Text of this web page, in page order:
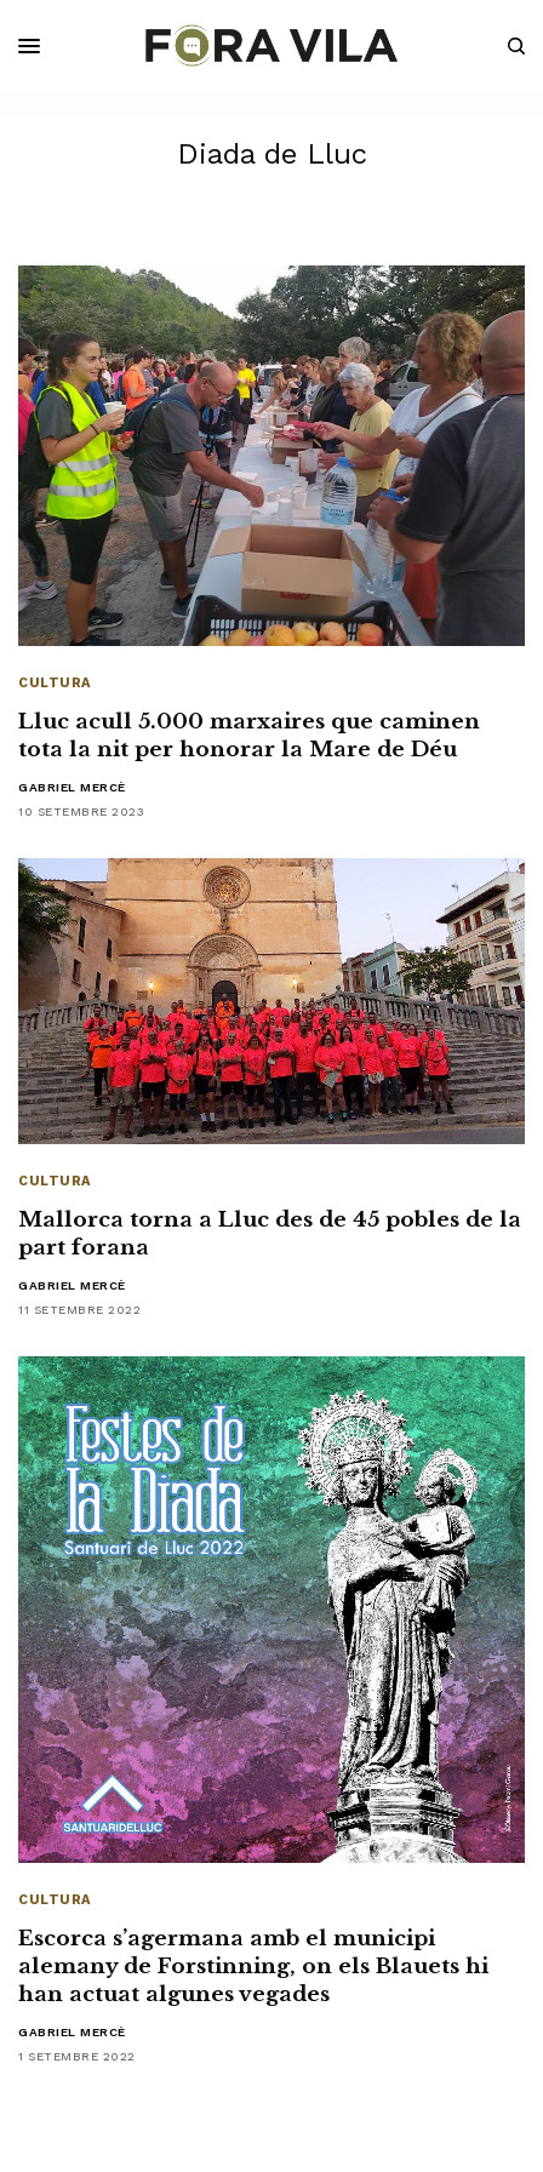
Diada de Lluc
CULTURA
Lluc acull 5.000 marxaires que caminen
tota la nit per honorar la Mare de Déu
GABRIEL MERCÈ
10 SETEMBRE 2023
CULTURA
Mallorca torna a Lluc des de 45 pobles de la
part forana
GABRIEL MERCÈ
11 SETEMBRE 2022
CULTURA
Escorca s’agermana amb el municipi
alemany de Forstinning, on els Blauets hi
han actuat algunes vegades
GABRIEL MERCÈ
1 SETEMBRE 2022